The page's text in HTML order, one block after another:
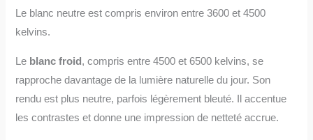
Le blanc neutre est compris environ entre 3600 et 4500
kelvins.
Le blanc froid , compris entre 4500 et 6500 kelvins, se
rapproche davantage de la lumière naturelle du jour. Son
rendu est plus neutre, parfois légèrement bleuté. Il accentue
les contrastes et donne une impression de netteté accrue.